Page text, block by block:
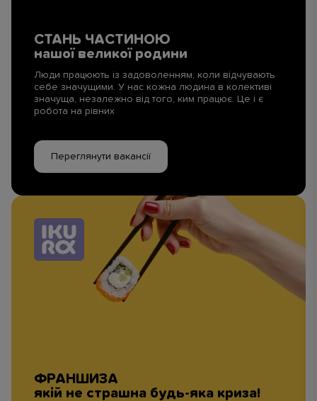
ФРАНШИЗА
якій не страшна будь-яка криза!
СТАНЬ ЧАСТИНОЮ
нашої великої родини
Люди працюють із задоволенням, коли відчувають
себе значущими. У нас кожна людина в колективі
значуща, незалежно від того, ким працює. Це і є
робота на рівних
Переглянути вакансії